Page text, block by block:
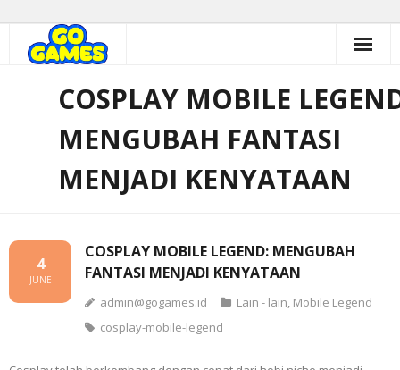
COSPLAY MOBILE
MENGUBAH FANTASI
MENJADI KENYATAAN
COSPLAY MOBILE LEGEND: MENGUBAH
FANTASI MENJADI KENYATAAN
4
JUNE
admin@gogames.id Lain - lain, Mobile Legend
cosplay-mobile-legend